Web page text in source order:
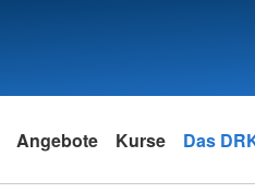
Angebote Kurse Das